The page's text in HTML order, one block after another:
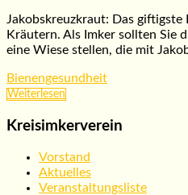
Jakobskreuzkraut: Das
Kräutern. Als Imker sollten Sie
eine Wiese stellen, die mit
Bienengesundheit
Weiterlesen
Kreisimkerverein
Vorstand
Aktuelles
Veranstaltungsliste